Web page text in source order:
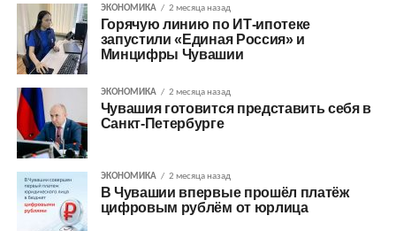
ЭКОНОМИКА 2 месяца назад
Горячую линию по ИТ-ипотеке
запустили «Единая Россия» и
Минцифры Чувашии
ЭКОНОМИКА 2 месяца назад
Чувашия готовится представить себя в
Санкт-Петербурге
ЭКОНОМИКА 2 месяца назад
В Чувашии впервые прошёл платёж
цифровым рублём от юрлица